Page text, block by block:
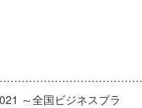
～全国ビジネスプラ